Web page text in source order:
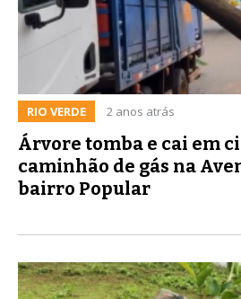
RIO VERDE 2 anos atrás
Árvore tomba e cai em
caminhão de gás na
bairro Popular